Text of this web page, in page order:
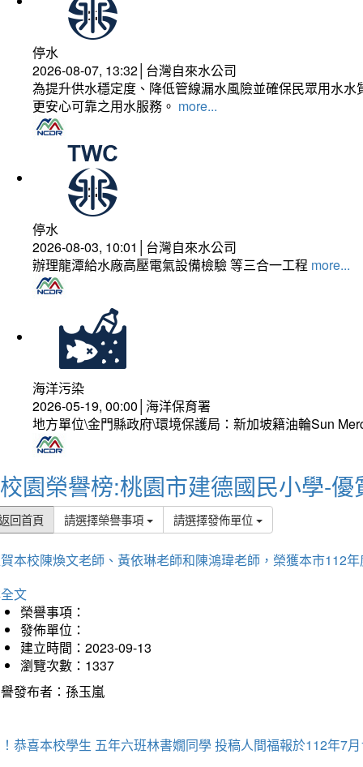
停水
2026-08-07, 13:32│台灣自來水公司
為提升供水穩定度、降低管線漏水風險並確保民眾用水
更安心可靠之用水服務。 more...
停水
2026-08-03, 10:01│台灣自來水公司
辦理龍潭給水廠高壓電氣設備檢驗 等三合一工程 more...
海洋污染
2026-05-19, 00:00│海洋保育署
地方單位\金門縣政府\環境保護局：新加坡籍油輪Sun
校園榮譽榜:桃園市建德國民小學-優
回首頁 請選擇榮譽事項 請選擇發佈單位
本校陳煥文老師、黃依琳老師和陳鴻瑋老師，榮獲本市112
文
榮譽事項：
發佈單位：
建立時間：2023-09-13
瀏覽次數：1337
發布者：孫玉嵐
恭喜本校學生 五年六班林書嫺同學 投稿人間福報於112年7